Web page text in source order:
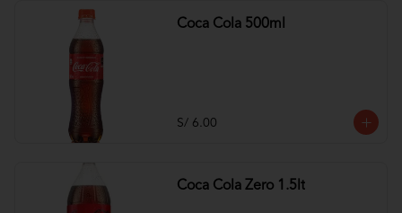
Coca Cola 500ml
S/ 6.00
Coca Cola Zero 1.5lt